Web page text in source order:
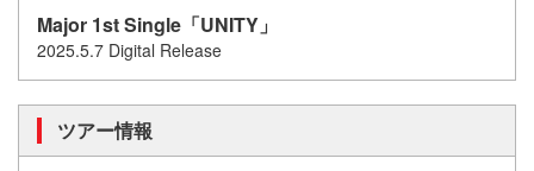
Major 1st Single「UNITY」
2025.5.7 Digital Release
ツアー情報